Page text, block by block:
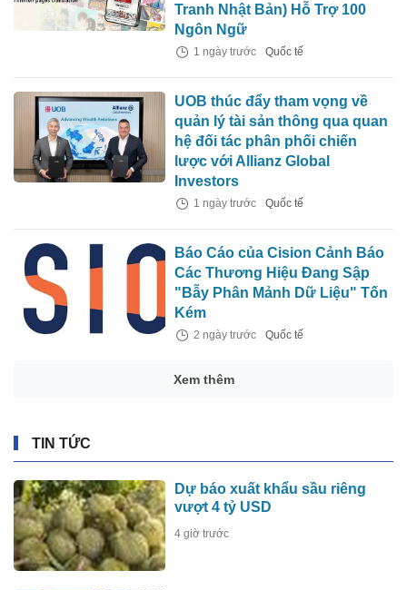
Tranh Nhật Bản) Hỗ Trợ 100
Ngôn Ngữ
1 ngày trước Quốc tế
UOB thúc đẩy tham vọng về
quản lý tài sản thông qua quan
hệ đối tác phân phối chiến
lược với Allianz Global
Investors
1 ngày trước Quốc tế
Báo Cáo của Cision Cảnh Báo
Các Thương Hiệu Đang Sập
"Bẫy Phân Mảnh Dữ Liệu" Tốn
Kém
2 ngày trước Quốc tế
Xem thêm
TIN TỨC
Dự báo xuất khẩu sầu riêng
vượt 4 tỷ USD
4 giờ trước